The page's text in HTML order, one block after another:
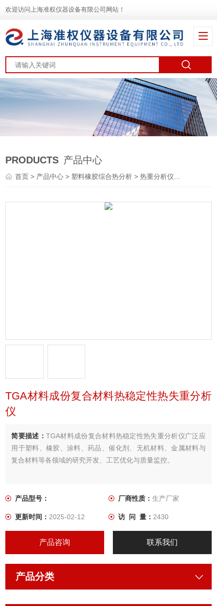
欢迎访问上海准权仪器设备有限公司网站！
PRODUCTS 产品中心
首页> 产品中心 > 塑料橡胶综合热分析 >热重分析仪> TGA材料
TGA材料成份复合材料热稳定性热失重分析
仪
简要描述： TGA材料成份复合材料热稳定性热失重分析仪广泛应
用于塑料、橡胶、涂料、药品、催化剂、无机材料、金属材料与
复合材料等各领域的研究开发、工艺优化与质量监控。
产品型号： 厂商性质： 生产厂家
更新时间：2025-02-12 访 问 量： 2430
产品咨询 联系我们
产品分类